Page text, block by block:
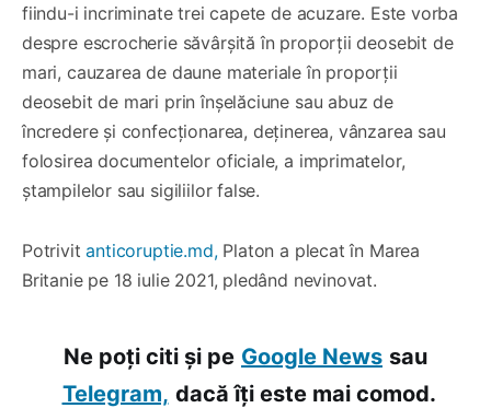
fiindu-i incriminate trei capete de acuzare. Este vorba
despre escrocherie săvârșită în proporții deosebit de
mari, cauzarea de daune materiale în proporții
deosebit de mari prin înșelăciune sau abuz de
încredere și confecționarea, deținerea, vânzarea sau
folosirea documentelor oficiale, a imprimatelor,
ștampilelor sau sigiliilor false.
Potrivit anticoruptie.md,Platon a plecat în Marea
Britanie pe 18 iulie 2021, pledând nevinovat.
Ne poți citi și pe Google News sau
Telegram, dacă îți este mai comod.